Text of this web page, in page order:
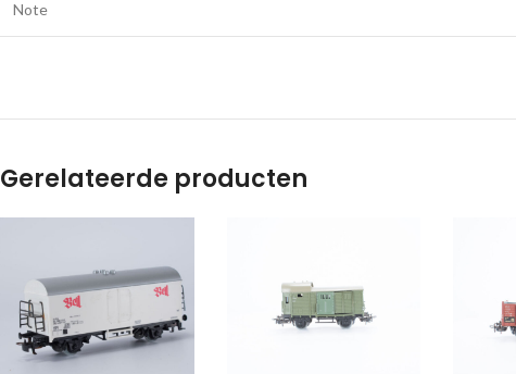
Note
Gerelateerde producten